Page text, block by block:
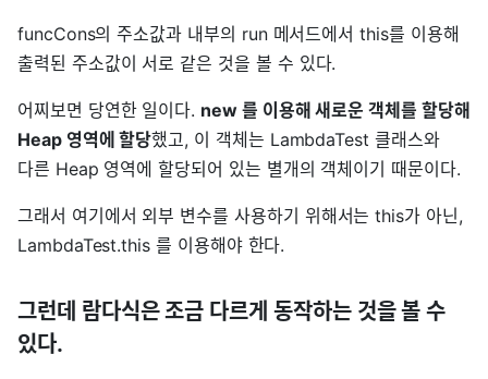
funcCons의 주소값과 내부의 run 메서드에서 this를 이용해
출력된 주소값이 서로 같은 것을 볼 수 있다.
어찌보면 당연한 일이다. new 를 이용해 새로운 객체를 할당해
Heap 영역에 할당했고, 이 객체는 LambdaTest 클래스와
다른 Heap 영역에 할당되어 있는 별개의 객체이기 때문이다.
그래서 여기에서 외부 변수를 사용하기 위해서는 this가 아닌,
LambdaTest.this 를 이용해야 한다.
그런데 람다식은 조금 다르게 동작하는 것을 볼 수
있다.